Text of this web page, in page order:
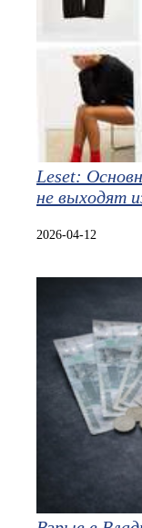
Leset:
не выходят
2026-04-12